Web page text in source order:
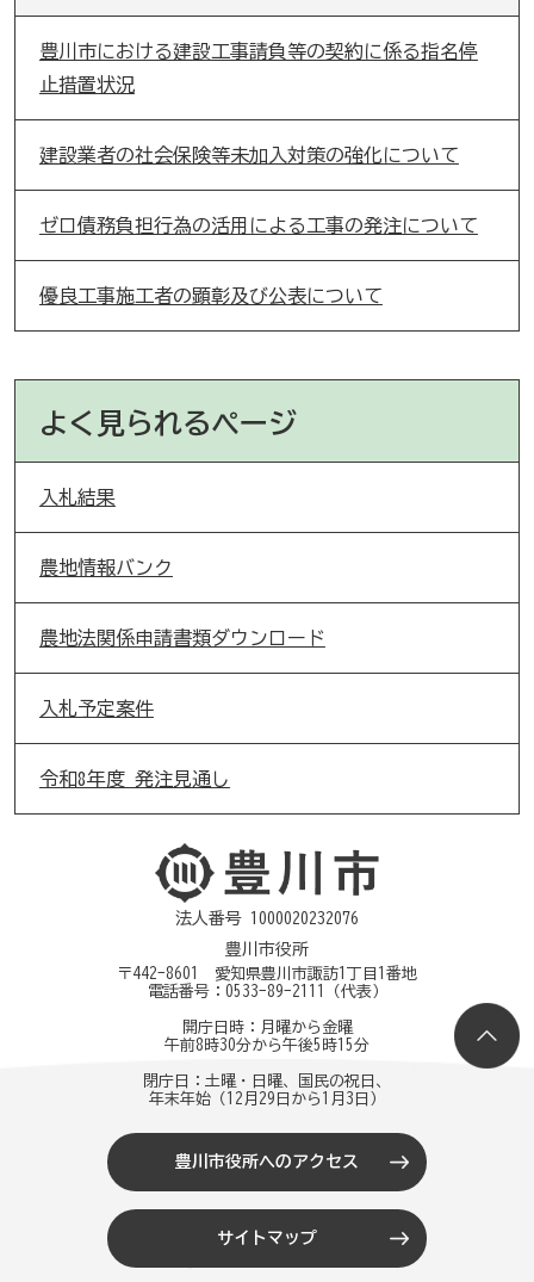
豊川市における建設工事請負等の契約に係る指名停
止措置状況
建設業者の社会保険等未加入対策の強化について
ゼロ債務負担行為の活用による工事の発注について
優良工事施工者の顕彰及び公表について
よく見られるページ
入札結果
農地情報バンク
農地法関係申請書類ダウンロード
入札予定案件
令和8年度 発注見通し
法人番号 1000020232076
豊川市役所
〒442-8601 愛知県豊川市諏訪1丁目1番地
電話番号： 0533-89-2111 （代表）
開庁日時：月曜から金曜
午前8時30分から午後5時15分
閉庁日：土曜・日曜、国民の祝日、
年末年始（12月29日から1月3日）
豊川市役所へのアクセス
サイトマップ